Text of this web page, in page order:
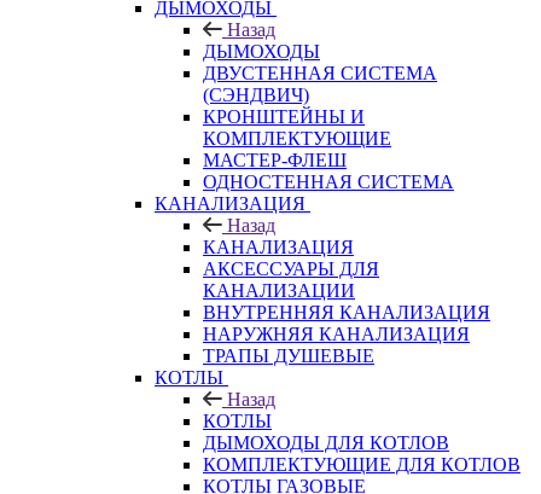
ДЫМОХОДЫ
Назад
ДЫМОХОДЫ
ДВУСТЕННАЯ СИСТЕМА
(СЭНДВИЧ)
КРОНШТЕЙНЫ И
КОМПЛЕКТУЮЩИЕ
МАСТЕР-ФЛЕШ
ОДНОСТЕННАЯ СИСТЕМА
КАНАЛИЗАЦИЯ
Назад
КАНАЛИЗАЦИЯ
АКСЕССУАРЫ ДЛЯ
КАНАЛИЗАЦИИ
ВНУТРЕННЯЯ КАНАЛИЗАЦИЯ
НАРУЖНЯЯ КАНАЛИЗАЦИЯ
ТРАПЫ ДУШЕВЫЕ
КОТЛЫ
Назад
КОТЛЫ
ДЫМОХОДЫ ДЛЯ КОТЛОВ
КОМПЛЕКТУЮЩИЕ ДЛЯ КОТЛОВ
КОТЛЫ ГАЗОВЫЕ